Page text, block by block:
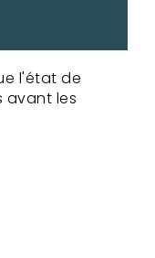
l'état de
avant les